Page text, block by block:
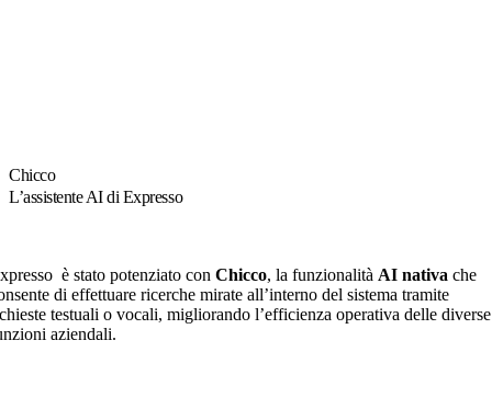
Chicco
L’assistente AI di Expresso
è stato potenziato conChicco, la funzionalità AI nativache
di effettuare ricerche mirate all’interno del sistema tramite
testuali o vocali, migliorando l’efficienza operativa delle diverse
aziendali.